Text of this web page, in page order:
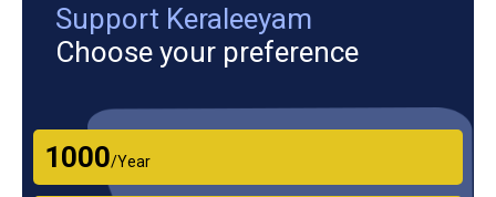
Support Keraleeyam
Choose your preference
₹1000/Year